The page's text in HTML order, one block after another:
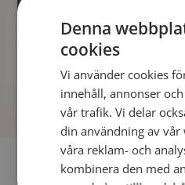
Fler singlar
Denna
cookies
Vi använder cookies
innehåll, annonser
vår trafik. Vi delar
din användning av
våra reklam- och
kombinera den med